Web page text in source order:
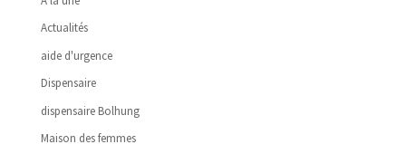
Actualités
aide d'urgence
Dispensaire
dispensaire Bolhung
Maison des femmes